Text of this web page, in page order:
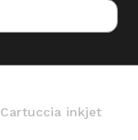
Cartuccia inkjet